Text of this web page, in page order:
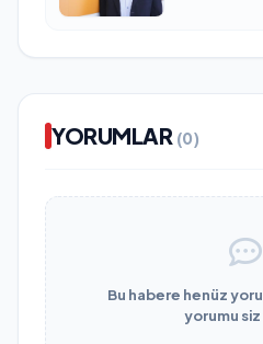
YORUMLAR (0)
Bu habere henüz
yorumu siz